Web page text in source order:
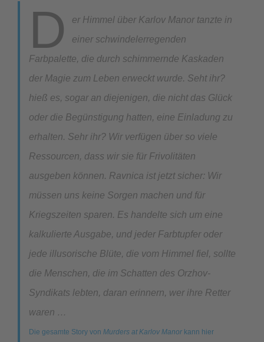
D
er Himmel über Karlov Manor tanzte in
einer schwindelerregenden
Farbpalette, die durch schimmernde Kaskaden
der Magie zum Leben erweckt wurde. Seht ihr?
hieß es, sogar an diejenigen, die nicht das Glück
oder die Begünstigung hatten, eine Einladung zu
erhalten. Sehr ihr? Wir verfügen über so viele
Ressourcen, dass wir sie für Frivolitäten
ausgeben können. Ravnica ist jetzt sicher: Wir
müssen uns keine Sorgen machen und für
Kriegszeiten sparen. Es handelte sich um eine
kalkulierte Ausgabe, und jeder Farbtupfer oder
jede illusorische Blüte, die vom Himmel fiel, sollte
die Menschen, die im Schatten des Orzhov-
Syndikats lebten, daran erinnern, wer ihre Retter
waren …
Die gesamte Story von Murders at Karlov Manor kann hier